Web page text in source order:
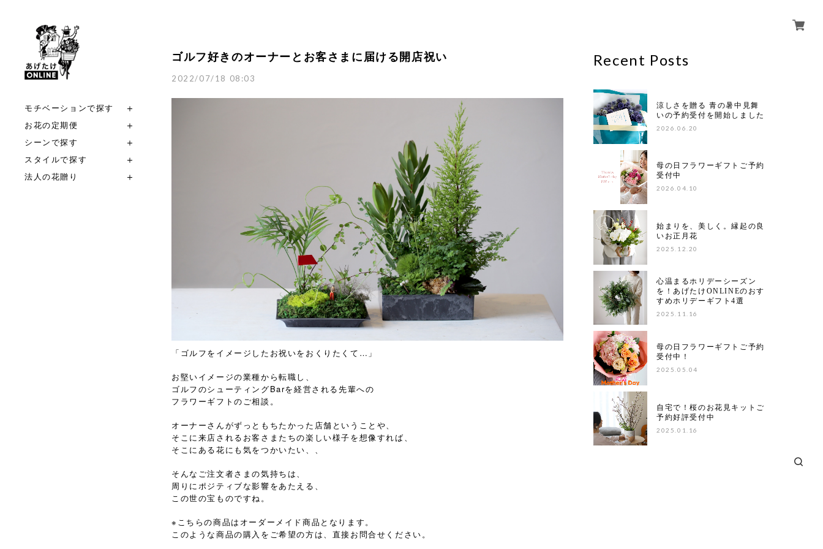
モチベーションで探す
お花の定期便
シーンで探す
スタイルで探す
法人の花贈り
ゴルフ好きのオーナーとお客さまに届ける開店祝い
2022/07/18 08:03
「ゴルフをイメージしたお祝いをおくりたくて…」
お堅いイメージの業種から転職し、
ゴルフのシューティングBarを経営される先輩への
フラワーギフトのご相談。
オーナーさんがずっともちたかった店舗ということや、
そこに来店されるお客さまたちの楽しい様子を想像すれば、
そこにある花にも気をつかいたい、、
そんなご注文者さまの気持ちは、
周りにポジティブな影響をあたえる、
この世の宝ものですね。
※こちらの商品はオーダーメイド商品となります。
このような商品の購入をご希望の方は、直接お問合せください。
Recent Posts
涼しさを贈る 青の暑中見舞
いの予約受付を開始しました
2026.06.20
母の日フラワーギフトご予約
受付中
2026.04.10
始まりを、美しく。縁起の良
いお正月花
2025.12.20
心温まるホリデーシーズン
を！あげたけONLINEのおす
すめホリデーギフト4選
2025.11.16
母の日フラワーギフトご予約
受付中！
2025.05.04
自宅で！桜のお花見キットご
予約好評受付中
2025.01.16